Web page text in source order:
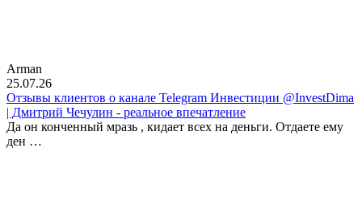
Arman
25.07.26
Отзывы клиентов о канале Telegram Инвестиции @InvestDima
| Дмитрий Чечулин - реальное впечатление
Да он конченный мразь , кидает всех на деньги. Отдаете ему
ден …